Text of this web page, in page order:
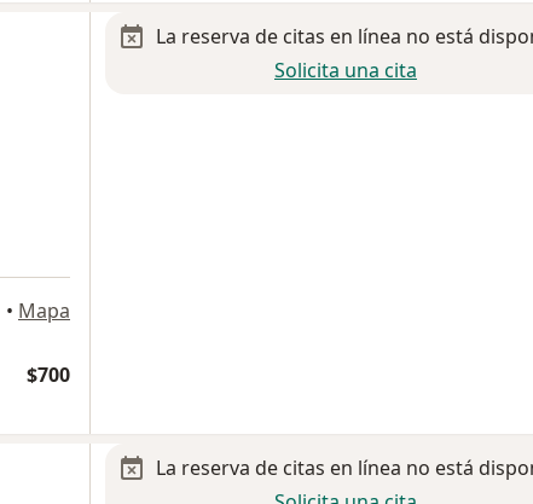
• Mapa
$700
La reserva de citas en línea no está
Solicita una cita
La reserva de citas en línea no está